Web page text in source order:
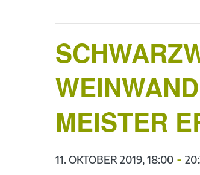
MEISTER
11. OKTOBER 2019, 18:00-